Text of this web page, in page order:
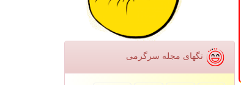
تگهای مجله سرگرمی